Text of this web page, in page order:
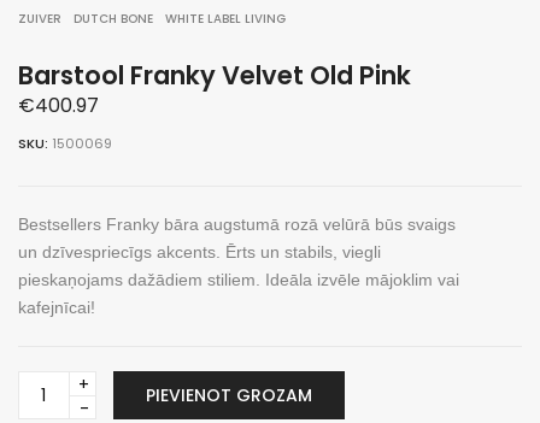
ZUIVER DUTCH BONE WHITE LABEL LIVING
Barstool Franky Velvet Old Pink
€400.97
SKU: 1500069
Bestsellers Franky bāra augstumā rozā velūrā būs svaigs
un dzīvespriecīgs akcents. Ērts un stabils, viegli
pieskaņojams dažādiem stiliem. Ideāla izvēle mājoklim vai
kafejnīcai!
Barstool
Franky
PIEVIENOT GROZAM